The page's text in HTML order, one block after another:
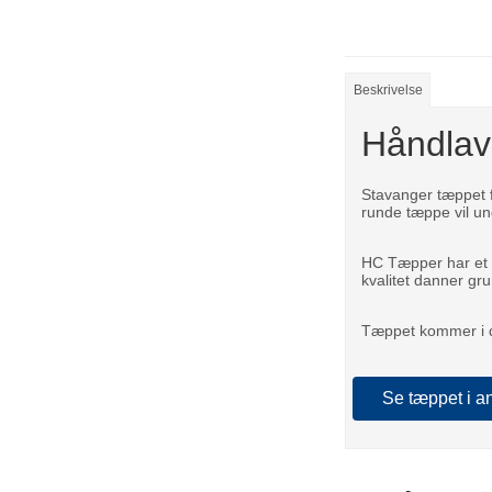
Beskrivelse
Stavanger tæppet
runde tæppe vil
HC Tæpper har et
kvalitet danner
Tæppet kommer i
Se tæppet i